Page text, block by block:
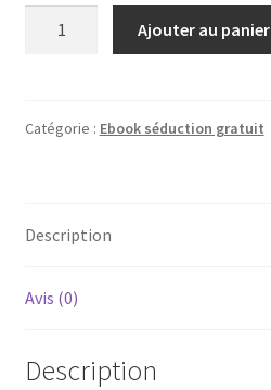
SnipeGround
Extrait
Ajouter au panier
Catégorie : Ebook séduction gratuit
Description
Avis (0)
Description